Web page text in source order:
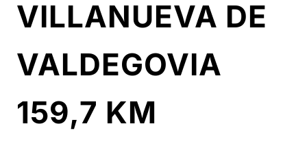
VILLANUEVA DE
VALDEGOVIA
159,7 KM